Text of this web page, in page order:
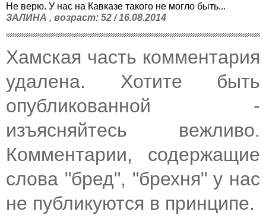
Не верю. У нас на Кавказе такого не могло быть...
ЗАЛИНА , возраст: 52 / 16.08.2014
Хамская часть комментария
удалена. Хотите быть
опубликованной -
изъясняйтесь вежливо.
Комментарии, содержащие
слова "бред", "брехня" у нас
не публикуются в принципе.